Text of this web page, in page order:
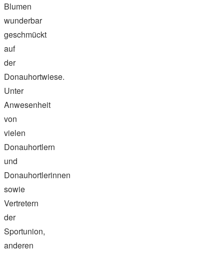
Blumen
wunderbar
geschmückt
auf
der
Donauhortwiese.
Unter
Anwesenheit
von
vielen
Donauhortlern
und
Donauhortlerinnen
sowie
Vertretern
der
Sportunion,
anderen